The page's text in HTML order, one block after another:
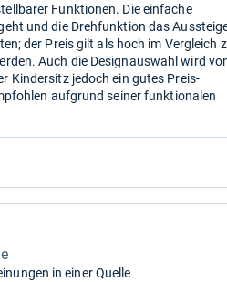
Funktionen. Die einfache
und die Drehfunktion das
der Preis gilt als hoch im Vergleich
Auch die Designauswahl wird
Kindersitz jedoch ein gutes Preis-
aufgrund seiner funktionalen
in einer Quelle